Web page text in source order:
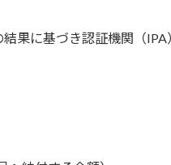
果に基づき認証機関（IPA